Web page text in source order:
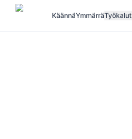
KäännäYmmärräTyökalut